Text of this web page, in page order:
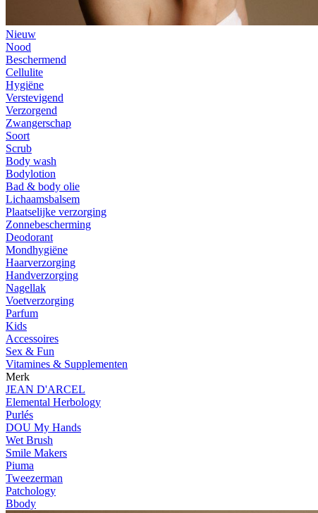
Nieuw
Nood
Beschermend
Cellulite
Hygiëne
Verstevigend
Verzorgend
Zwangerschap
Soort
Scrub
Body wash
Bodylotion
Bad & body olie
Lichaamsbalsem
Plaatselijke verzorging
Zonnebescherming
Deodorant
Mondhygiëne
Haarverzorging
Handverzorging
Nagellak
Voetverzorging
Parfum
Kids
Accessoires
Sex & Fun
Vitamines & Supplementen
Merk
JEAN D'ARCEL
Elemental Herbology
Purlés
DOU My Hands
Wet Brush
Smile Makers
Piuma
Tweezerman
Patchology
Bbody